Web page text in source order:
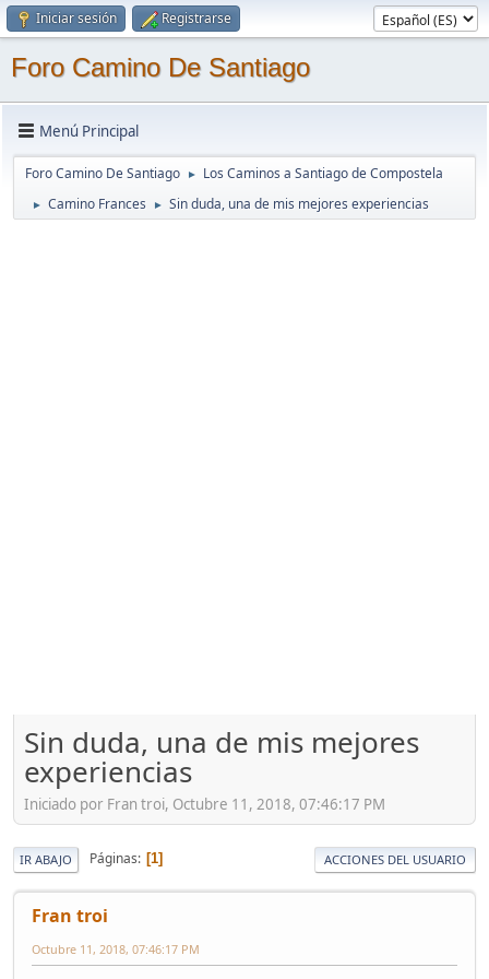
Iniciar sesión Registrarse
Foro Camino De Santiago
Menú Principal
Foro Camino De Santiago ► Los Caminos a Santiago de Compostela
► Camino Frances ► Sin duda, una de mis mejores experiencias
Sin duda, una de mis mejores
experiencias
Iniciado por Fran troi, Octubre 11, 2018, 07:46:17 PM
IR ABAJO Páginas 1 ACCIONES DEL USUARIO
Fran troi
Octubre 11, 2018, 07:46:17 PM